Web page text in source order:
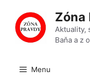
obsah
Zóna
Aktuality,
Baňa a z
Menu